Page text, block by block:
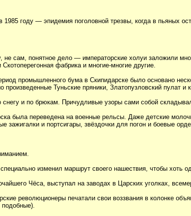
году — эпидемия поголовной трезвы, когда в пьяных
сам, понятное дело — императорские холуи заложили
фабрика и многие-многие другие.
промышленного бума в Скипидарске было основано
Туньские пряники, Златопузловский пулат и
и по брюкам. Причудливые узоры сами собой
была переведена на военные рельсы. Даже детские
и портсигары, звёздочки для погон и боевые
изменил маршрут своего нашествия, чтобы хоть
Чёса, выступал на заводах в Царских уголках,
революционеры печатали свои воззвания в колонке
подобные).